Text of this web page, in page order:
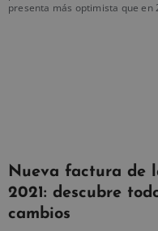
presenta más optimista que en
Nueva factura de
2021: descubre
cambios